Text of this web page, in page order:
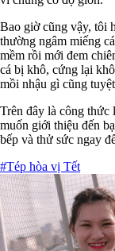
Bao giờ cũng vậy, tôi
thường ngâm miếng
mềm rồi mới đem
cá bị khô, cứng lại
mồi nhậu gì cũng
Trên đây là công thức
muốn giới thiệu đến
bếp và thử sức ngay
#Tép hòa vị Tết